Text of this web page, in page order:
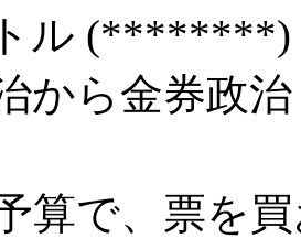
ル (********)
から金券政
算で、票を買